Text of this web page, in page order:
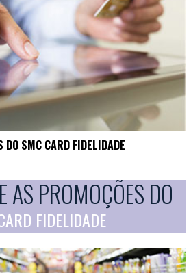
DO SMC CARD FIDELIDADE
AS PROMOÇÕES DO
FIDELIDADE